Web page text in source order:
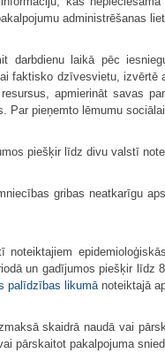
administrēšanas
darbdienu laikā pēc
faktisko dzīvesvietu,
apmierināt savas
Par pieņemto lēmumu
piešķir līdz divu valstī
gribas neatkarīgu
un gadījumos piešķir līdz
palīdzības likumā noteiktajā
skaidrā naudā vai
pārskaitot pakalpojuma